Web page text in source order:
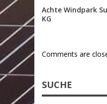
Achte Windpark
KG
Comments are
SUCHE